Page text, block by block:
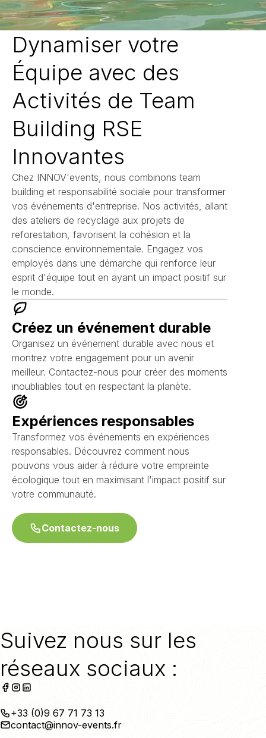
Dynamiser votre
Équipe avec des
Activités de Team
Building RSE
Innovantes
Chez INNOV'events, nous combinons team
building et responsabilité sociale pour transformer
vos événements d'entreprise. Nos activités, allant
des ateliers de recyclage aux projets de
reforestation, favorisent la cohésion et la
conscience environnementale. Engagez vos
employés dans une démarche qui renforce leur
esprit d'équipe tout en ayant un impact positif sur
le monde.
Créez un événement durable
Organisez un événement durable avec nous et
montrez votre engagement pour un avenir
meilleur. Contactez-nous pour créer des moments
inoubliables tout en respectant la planète.
Expériences responsables
Transformez vos événements en expériences
responsables. Découvrez comment nous
pouvons vous aider à réduire votre empreinte
écologique tout en maximisant l'impact positif sur
votre communauté.
Contactez-nous
Suivez nous sur les
réseaux sociaux :
+33 (0)9 67 71 73 13
contact@innov-events.fr